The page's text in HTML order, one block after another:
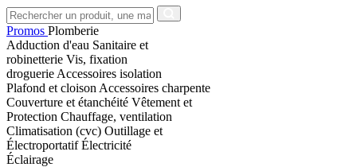
Promos Plomberie
Adduction d'eau Sanitaire et
robinetterie Vis, fixation
droguerie Accessoires isolation
Plafond et cloison Accessoires charpente
Couverture et étanchéité Vêtement et
Protection Chauffage, ventilation
Climatisation (cvc) Outillage et
ÉlectroportatifÉlectricité
Éclairage